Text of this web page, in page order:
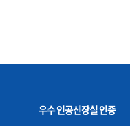
우수 인공신장실 인증